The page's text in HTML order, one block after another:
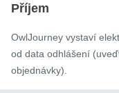
Příjem
OwlJourney vystaví
od data odhlášení
objednávky).